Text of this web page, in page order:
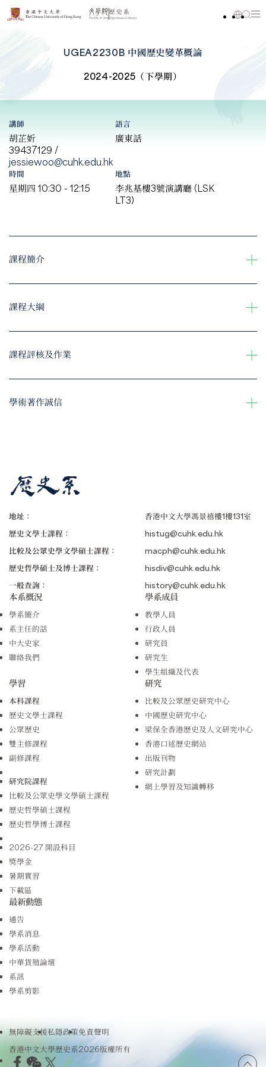
UGEA2230B 中國歷史變革概論
2024-2025（下學期）
講師
胡芷妡
39437129 /
jessiewoo@cuhk.edu.hk
語言
廣東話
時間
星期四 10:30 - 12:15
地點
李兆基樓3號演講廳 (LSK
LT3)
課程簡介
課程大綱
課程評核及作業
學術著作誠信
地址：
香港中文大學馮景禧樓1樓131室
歷史文學士課程：
histug@cuhk.edu.hk
比較及公眾史學文學碩士課程：
macph@cuhk.edu.hk
歷史哲學碩士及博士課程：
hisdiv@cuhk.edu.hk
一般查詢：
history@cuhk.edu.hk
本系概況
學系簡介
系主任的話
中大史家
聯絡我們
學系成員
教學人員
行政人員
研究員
研究生
學生組織及代表
學習
本科課程
歷史文學士課程
公眾歷史
雙主修課程
副修課程
研究院課程
比較及公眾史學文學碩士課程
歷史哲學碩士課程
歷史哲學博士課程
2026-27 開設科目
獎學金
暑期實習
下載區
研究
比較及公眾歷史研究中心
中國歷史研究中心
梁保全香港歷史及人文研究中心
香港口述歷史網站
出版刊物
研究計劃
網上學習及知識轉移
最新動態
通告
學系消息
學系活動
中華貨殖論壇
系訊
學系剪影
無障礙支援私隱政策免責聲明
香港中文大學歷史系2026版權所有